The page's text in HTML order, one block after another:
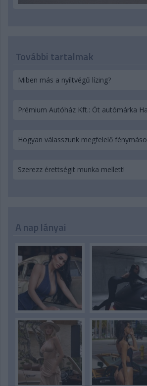
További tartalmak
Miben más a nyíltvégű lízing?
Prémium Autóház Kft.: Öt autómárka
Hogyan válasszunk megfelelő
Szerezz érettségit munka mellett!
A nap lányai